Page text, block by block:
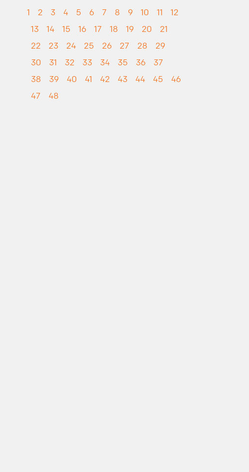
1 2 3 4 5 6 7 8 9 10 11
12
13
14 15 16 17 18 19 20
21
22
23 24 25 26 27 28
29
30
31 32 33 34 35 36
37
38
39 40 41 42 43 44 45
46
47
48